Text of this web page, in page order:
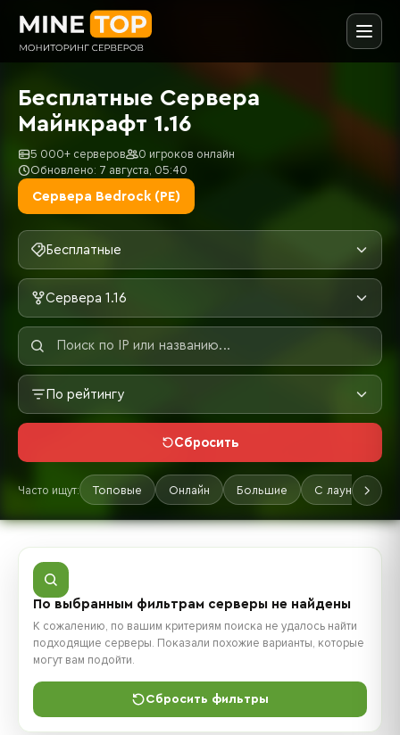
Бесплатные Сервера
Майнкрафт 1.16
5 000+ серверов
0 игроков онлайн
Обновлено: 7 августа, 05:40
Сервера Bedrock (PE)
Бесплатные
Сервера 1.16
По рейтингу
Сбросить
Часто ищут: Топовые Онлайн Большие С лаунчером
По выбранным фильтрам серверы не найдены
К сожалению, по вашим критериям поиска не удалось найти
подходящие серверы. Показали похожие варианты, которые
могут вам подойти.
Сбросить фильтры